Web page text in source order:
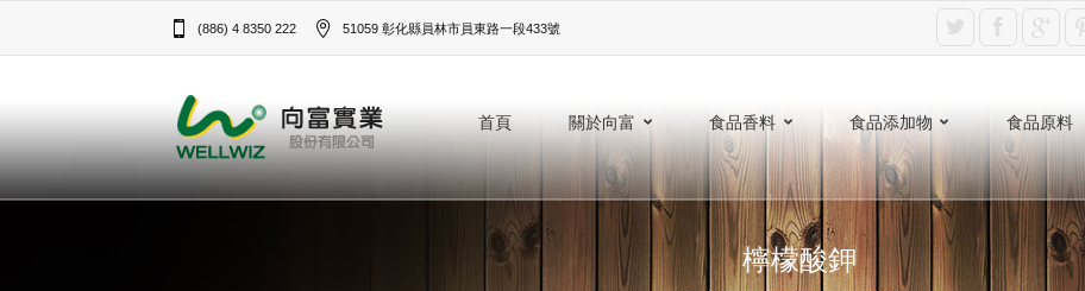
(886) 4 8350 222 51059 彰化縣員林市員東路一段433號‎
首頁 關於向富 食品香料 食品添加物 食品原料
檸檬酸鉀